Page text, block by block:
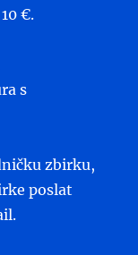
€.
s
zbirku,
poslat